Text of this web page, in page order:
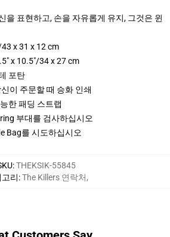
을 표현하고, 손을 자유롭게 유지, 그것은 윈
x 31 x 12 cm
x 10.5"/34 x 27 cm
포탄
이 주문할 때 승화 인쇄
한 패딩 스트랩
부대를 검사하십시오
Bag를 시도하십시오
:THEKSIK-55845
리:The Killers 연락처,